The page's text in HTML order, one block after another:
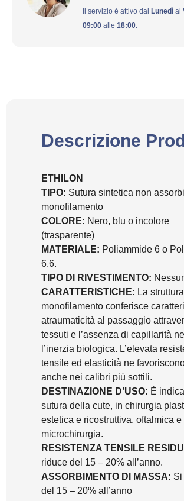
Il servizio è attivo dal Lunedì al
09:00 alle 18:00.
Descrizione
ETHILON
TIPO: Sutura sintetica non
monofilamento
COLORE: Nero, blu o incolore
(trasparente)
MATERIALE: Poliammide 6 o
6.6.
TIPO DI RIVESTIMENTO:
CARATTERISTICHE: La struttura
monofilamento conferisce
atraumaticità al passaggio
tessuti e l’assenza di capillarità
l’inerzia biologica. L’elevata
tensile ed elasticità ne
anche nei calibri più sottili.
DESTINAZIONE D’USO: È
sutura della cute, in chirurgia
estetica e ricostruttiva, oftalmica e
microchirurgia.
RESISTENZA TENSILE
riduce del 15 – 20% all’anno.
ASSORBIMENTO DI MASSA: Si
del 15 – 20% all’anno